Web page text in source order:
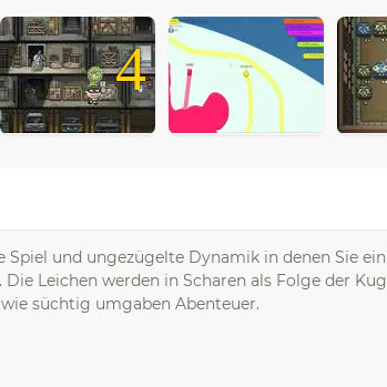
4
und ungezügelte Dynamik in denen Sie
Leichen werden in Scharen als Folge der
süchtig umgaben Abenteuer.